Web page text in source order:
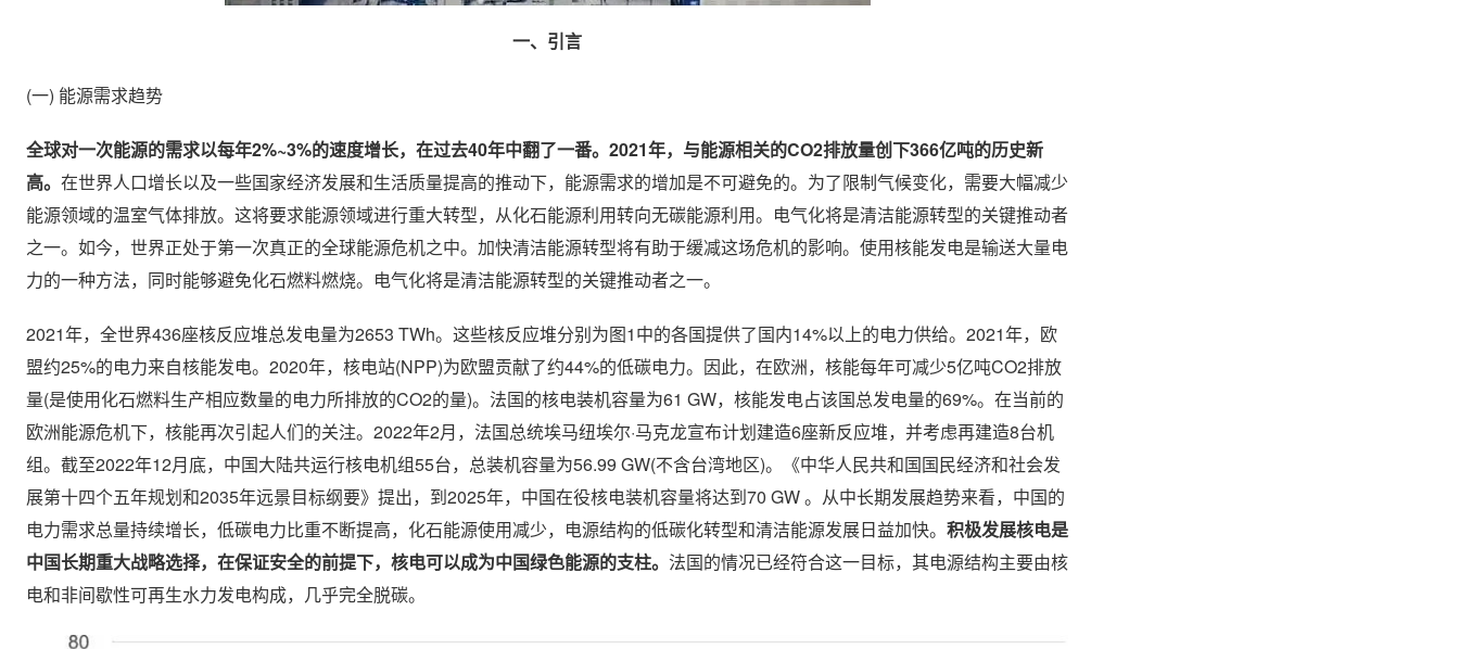
一、引言
(一) 能源需求趋势
全球对一次能源的需求以每年2%~3%的速度增长，在过去40年中翻了一番。2021年，与能源相关的CO2排放量创下366亿吨的历史新
高。 在世界人口增长以及一些国家经济发展和生活质量提高的推动下，能源需求的增加是不可避免的。为了限制气候变化，需要大幅减少
能源领域的温室气体排放。这将要求能源领域进行重大转型，从化石能源利用转向无碳能源利用。电气化将是清洁能源转型的关键推动者
之一。如今，世界正处于第一次真正的全球能源危机之中。加快清洁能源转型将有助于缓减这场危机的影响。使用核能发电是输送大量电
力的一种方法，同时能够避免化石燃料燃烧。电气化将是清洁能源转型的关键推动者之一。
2021年，全世界436座核反应堆总发电量为2653 TWh。这些核反应堆分别为图1中的各国提供了国内14%以上的电力供给。2021年，欧
盟约25%的电力来自核能发电。2020年，核电站(NPP)为欧盟贡献了约44%的低碳电力。因此，在欧洲，核能每年可减少5亿吨CO2排放
量(是使用化石燃料生产相应数量的电力所排放的CO2的量)。法国的核电装机容量为61 GW，核能发电占该国总发电量的69%。在当前的
欧洲能源危机下，核能再次引起人们的关注。2022年2月，法国总统埃马纽埃尔·马克龙宣布计划建造6座新反应堆，并考虑再建造8台机
组。截至2022年12月底，中国大陆共运行核电机组55台，总装机容量为56.99 GW(不含台湾地区)。《中华人民共和国国民经济和社会发
展第十四个五年规划和2035年远景目标纲要》提出，到2025年，中国在役核电装机容量将达到70 GW 。从中长期发展趋势来看，中国的
电力需求总量持续增长，低碳电力比重不断提高，化石能源使用减少，电源结构的低碳化转型和清洁能源发展日益加快。 积极发展核电是
中国长期重大战略选择，在保证安全的前提下，核电可以成为中国绿色能源的支柱。 法国的情况已经符合这一目标，其电源结构主要由核
电和非间歇性可再生水力发电构成，几乎完全脱碳。